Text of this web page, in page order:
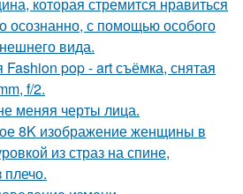
которая стремится нравиться
осознанно, с помощью особого
вида.
Fashion pop - art съёмка, снятая
f/2.
меняя черты лица.
8K изображение женщины в
из страз на спине,